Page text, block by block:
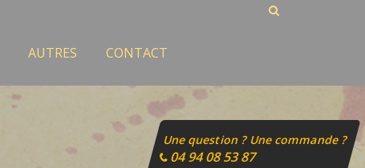
AUTRES CONTACT
Une question ? Une commande ?
04 94 08 53 87